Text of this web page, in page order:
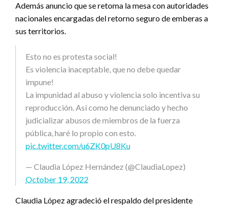
Además anuncio que se retoma la mesa con autoridades
nacionales encargadas del retorno seguro de emberas a
sus territorios.
Esto no es protesta social!
Es violencia inaceptable, que no debe quedar
impune!
La impunidad al abuso y violencia solo incentiva su
reproducción. Así como he denunciado y hecho
judicializar abusos de miembros de la fuerza
pública, haré lo propio con esto.
pic.twitter.com/u6ZK0pU8Ku
— Claudia López Hernández (@ClaudiaLopez)
October 19, 2022
Claudia López agradeció el respaldo del presidente